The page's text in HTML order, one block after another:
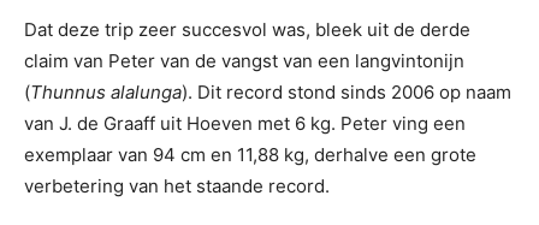
Dat deze trip zeer succesvol was, bleek uit de derde
claim van Peter van de vangst van een langvintonijn
(Thunnus alalunga). Dit record stond sinds 2006 op naam
van J. de Graaff uit Hoeven met 6 kg. Peter ving een
exemplaar van 94 cm en 11,88 kg, derhalve een grote
verbetering van het staande record.